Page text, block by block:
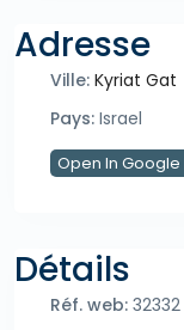
Adresse
Ville: Kyriat Gat
Pays: Israel
Open In Google
Détails
Réf. web: 32332